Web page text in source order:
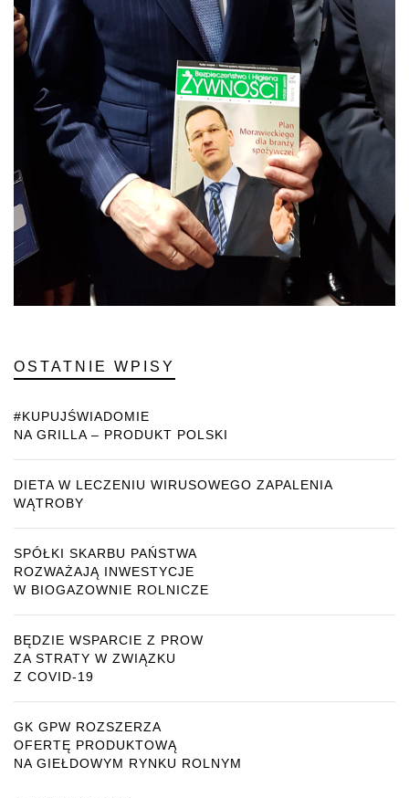
OSTATNIE WPISY
#KUPUJŚWIADOMIE
NA GRILLA – PRODUKT POLSKI
DIETA W LECZENIU WIRUSOWEGO ZAPALENIA
WĄTROBY
SPÓŁKI SKARBU PAŃSTWA
ROZWAŻAJĄ INWESTYCJE
W BIOGAZOWNIE ROLNICZE
BĘDZIE WSPARCIE Z PROW
ZA STRATY W ZWIĄZKU
Z COVID-19
GK GPW ROZSZERZA
OFERTĘ PRODUKTOWĄ
NA GIEŁDOWYM RYNKU ROLNYM